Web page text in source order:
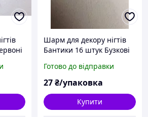
Шарм для декору нігтів
Бантики 16 штук Бузкові
Готово до відправки
27₴/упаковка
Купити